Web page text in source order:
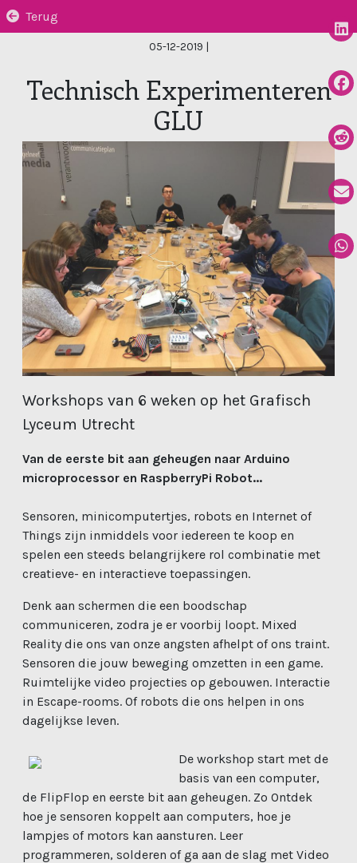
Terug
05-12-2019 |
Technisch Experimenteren
GLU
Workshops van 6 weken op het Grafisch
Lyceum Utrecht
Van de eerste bit aan geheugen naar Arduino
microprocessor en RaspberryPi Robot...
Sensoren, minicomputertjes, robots en Internet of
Things zijn inmiddels voor iedereen te koop en
spelen een steeds belangrijkere rol combinatie met
creatieve- en interactieve toepassingen.
Denk aan schermen die een boodschap
communiceren, zodra je er voorbij loopt. Mixed
Reality die ons van onze angsten afhelpt of ons traint.
Sensoren die jouw beweging omzetten in een game.
Ruimtelijke video projecties op gebouwen. Interactie
in Escape-rooms. Of robots die ons helpen in ons
dagelijkse leven.
De workshop start met de
basis van een computer,
de FlipFlop en eerste bit aan geheugen. Zo Ontdek
hoe je sensoren koppelt aan computers, hoe je
lampjes of motors kan aansturen. Leer
programmeren, solderen of ga aan de slag met Video